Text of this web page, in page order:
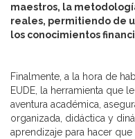
maestros, la
reales, permitiendo de
los conocimientos
Finalmente, a la hora de
EUDE, la herramienta que
aventura académica,
organizada, didáctica y
aprendizaje para hacer